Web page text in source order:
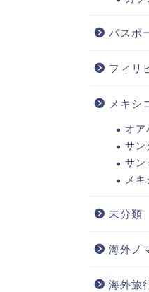
パスポ
フィリ
メキシ
オア
サン
サン
メキ
未分類
海外ノ
海外旅